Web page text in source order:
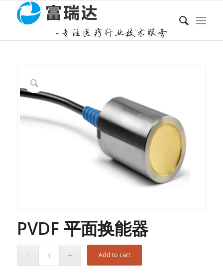
PVDF 平面换能器
Add to cart